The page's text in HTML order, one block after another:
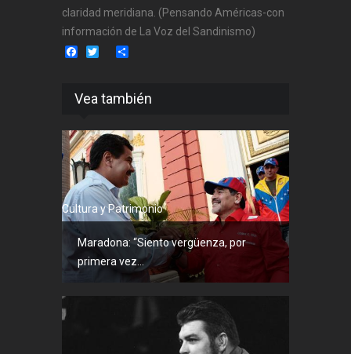
claridad meridiana. (Pensando Américas-con
información de La Voz del Sandinismo)
Facebook
Twitter
Vea también
Cultura y Patrimonio
Maradona: “Siento vergüenza, por
primera vez...